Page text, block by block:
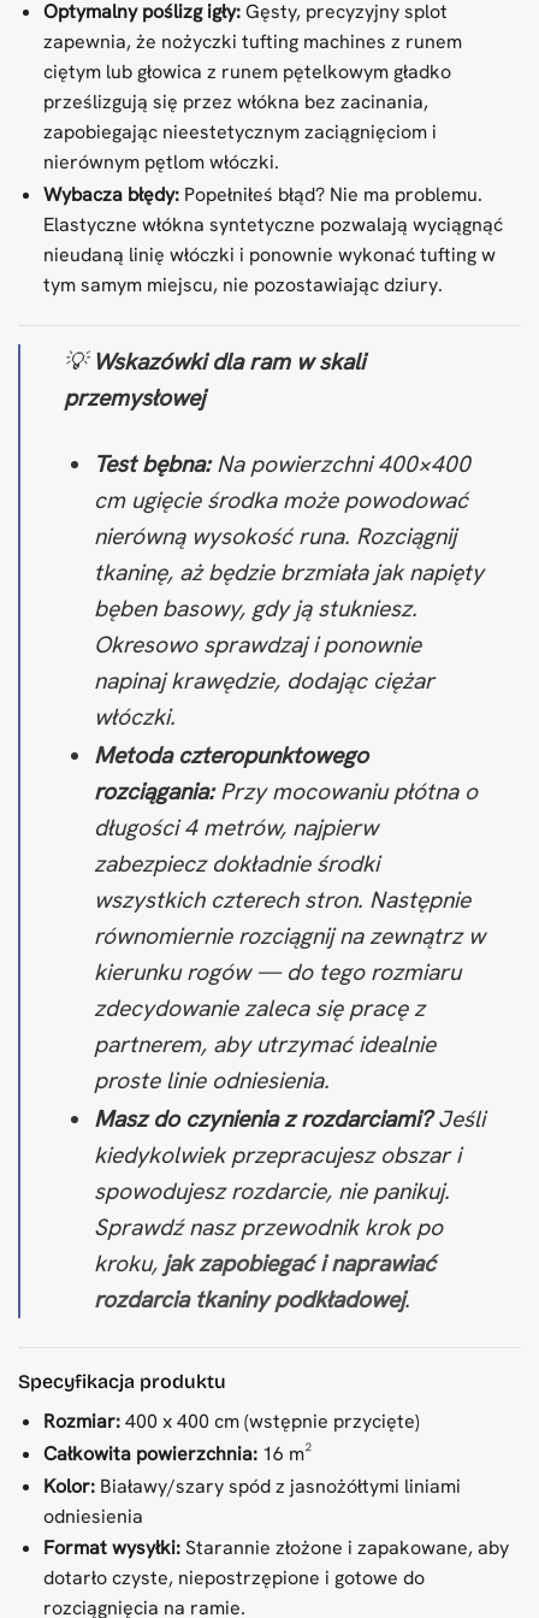
Optymalny poślizg igły:Gęsty, precyzyjny splot
zapewnia, że nożyczki tufting machines z runem
ciętym lub głowica z runem pętelkowym gładko
prześlizgują się przez włókna bez zacinania,
zapobiegając nieestetycznym zaciągnięciom i
nierównym pętlom włóczki.
Wybacza błędy:Popełniłeś błąd? Nie ma problemu.
Elastyczne włókna syntetyczne pozwalają wyciągnąć
nieudaną linię włóczki i ponownie wykonać tufting w
tym samym miejscu, nie pozostawiając dziury.
💡 Wskazówki dla ram w skali
przemysłowej
Test bębna:Na powierzchni 400×400
cm ugięcie środka może powodować
nierówną wysokość runa. Rozciągnij
tkaninę, aż będzie brzmiała jak napięty
bęben basowy, gdy ją stukniesz.
Okresowo sprawdzaj i ponownie
napinaj krawędzie, dodając ciężar
włóczki.
Metoda czteropunktowego
rozciągania:Przy mocowaniu płótna o
długości 4 metrów, najpierw
zabezpiecz dokładnie środki
wszystkich czterech stron. Następnie
równomiernie rozciągnij na zewnątrz w
kierunku rogów — do tego rozmiaru
zdecydowanie zaleca się pracę z
partnerem, aby utrzymać idealnie
proste linie odniesienia.
Masz do czynienia z rozdarciami?Jeśli
kiedykolwiek przepracujesz obszar i
spowodujesz rozdarcie, nie panikuj.
Sprawdź nasz przewodnik krok po
kroku, jak zapobiegać i naprawiać
rozdarcia tkaniny podkładowej.
Specyfikacja produktu
Rozmiar:400 x 400 cm (wstępnie przycięte)
Całkowita powierzchnia:16 m²
Kolor:Białawy/szary spód z jasnożółtymi liniami
odniesienia
Format wysyłki:Starannie złożone i zapakowane, aby
dotarło czyste, niepostrzępione i gotowe do
rozciągnięcia na ramie.